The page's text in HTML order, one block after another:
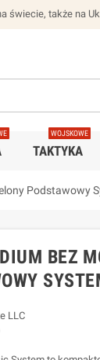
świecie, także na
TAKTYKA
WOJSKOWE
Podstawowy
BEZ
LLC